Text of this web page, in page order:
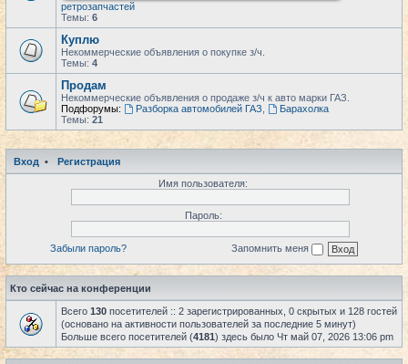
ретрозапчастей
Темы: 6
Куплю
Некоммерческие объявления о покупке з/ч.
Темы: 4
Продам
Некоммерческие объявления о продаже з/ч к авто марки ГАЗ.
Подфорумы:
Разборка автомобилей ГАЗ
Барахолка
Темы: 21
Вход •
Регистрация
Имя пользователя:
Пароль:
Забыли пароль? Запомнить меня
Кто сейчас на конференции
Всего 130 посетителей :: 2 зарегистрированных, 0 скрытых и 128 гостей
(основано на активности пользователей за последние 5 минут)
Больше всего посетителей (4181) здесь было Чт май 07, 2026 13:06 pm